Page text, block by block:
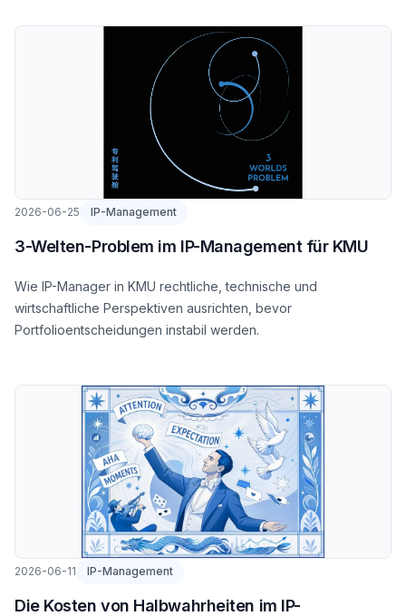
2026-06-25 IP-Management
3-Welten-Problem im IP-Management für KMU
Wie IP-Manager in KMU rechtliche, technische und
wirtschaftliche Perspektiven ausrichten, bevor
Portfolioentscheidungen instabil werden.
2026-06-11 IP-Management
Die Kosten von Halbwahrheiten im IP-